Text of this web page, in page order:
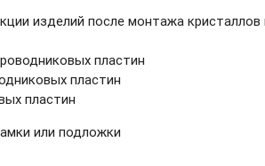
изделий после монтажа
пластин
пластин
пластин
или подложки